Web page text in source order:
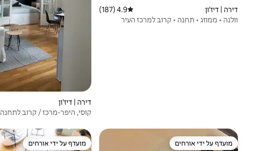
דירה | דיז'ון דירוג ממוצע של 4.9 מתוך 5, 187 ביקורות
4.9 (187)
וולנה • ממוזג • תחנה • קרוב למרכז העיר
דירה | דיז'ון
קוסי, היפר-מרכז / קרוב לתחנה
מועדף על ידי אורחים
מועדף על ידי אורחים מועדף על ידי אורחים
מועדף על ידי אורחים